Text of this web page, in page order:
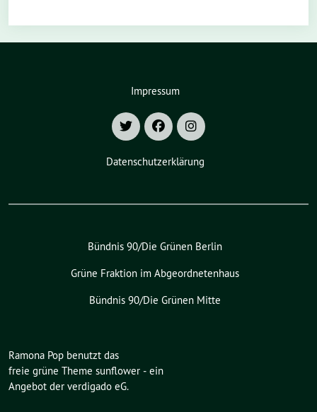
Impressum
Datenschutzerklärung
Bündnis 90/Die Grünen Berlin
Grüne Fraktion im Abgeordnetenhaus
Bündnis 90/Die Grünen Mitte
Ramona Pop benutzt das
freie grüne Theme sunflower ‐ ein
Angebot der verdigado eG.